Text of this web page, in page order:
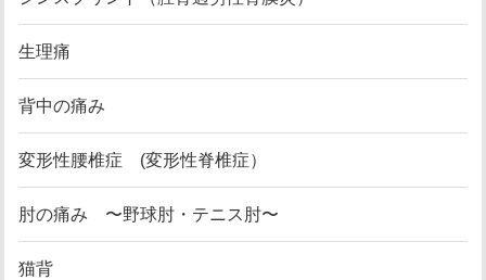
生理痛
背中の痛み
変形性腰椎症 (変形性脊椎症）
肘の痛み 〜野球肘・テニス肘〜
猫背